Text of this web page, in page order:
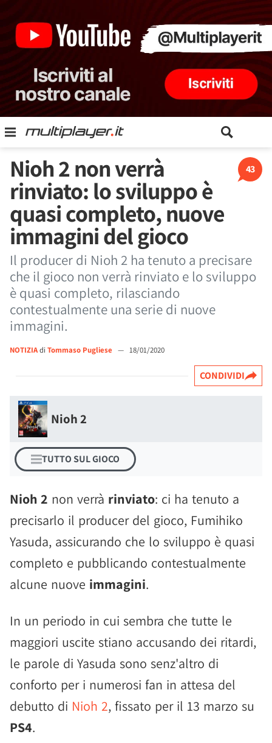
43
Nioh 2 non verrà
rinviato: lo sviluppo è
quasi completo, nuove
immagini del gioco
Il producer di Nioh 2 ha tenuto a precisare
che il gioco non verrà rinviato e lo sviluppo
è quasi completo, rilasciando
contestualmente una serie di nuove
immagini.
NOTIZIAdi Tommaso Pugliese — 18/01/2020
CONDIVIDI
Nioh 2
TUTTO SUL GIOCO
Nioh 2 non verrà rinviato: ci ha tenuto a
precisarlo il producer del gioco, Fumihiko
Yasuda, assicurando che lo sviluppo è quasi
completo e pubblicando contestualmente
alcune nuove immagini.
In un periodo in cui sembra che tutte le
maggiori uscite stiano accusando dei ritardi,
le parole di Yasuda sono senz'altro di
conforto per i numerosi fan in attesa del
debutto di Nioh 2, fissato per il 13 marzo su
PS4.